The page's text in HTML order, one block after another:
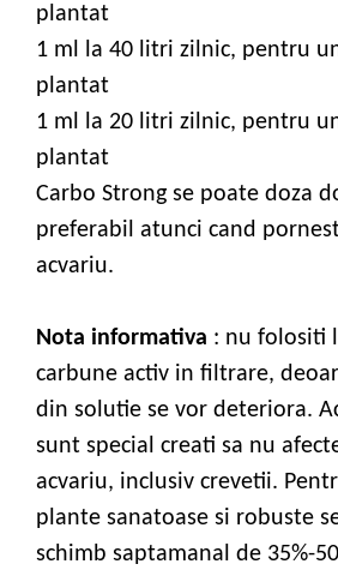
plantat
1 ml la 40 litri zilnic, pentru
plantat
1 ml la 20 litri zilnic, pentru
plantat
Carbo Strong se poate doza
preferabil atunci cand
acvariu.
Nota informativa : nu folositi
carbune activ in filtrare,
din solutie se vor deteriora.
sunt special creati sa nu
acvariu, inclusiv crevetii.
plante sanatoase si robuste
schimb saptamanal de 35%-